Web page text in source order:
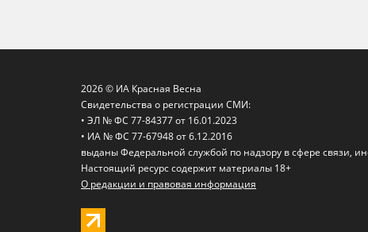
2026 © ИА Красная Весна
Свидетельства о регистрации СМИ:
• ЭЛ № ФС 77-84377 от 16.01.2023
• ИА № ФС 77-67948 от 6.12.2016
выданы Федеральной службой по надзору в сфере связи,
Настоящий ресурс содержит материалы 18+
О редакции и правовая информация